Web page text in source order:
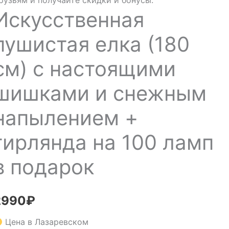
елка (180
с настоящими
и снежным
+
на 100 ламп
подарок
₽
Цена в Лазаревском